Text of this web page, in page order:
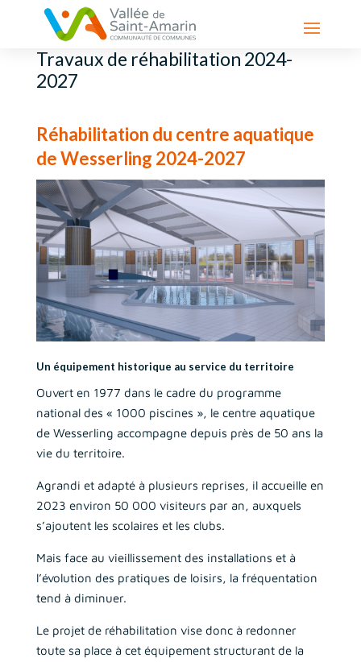
Travaux de réhabilitation 2024-
2027
Réhabilitation du centre aquatique
de Wesserling 2024-2027
Un équipement historique au service du territoire
Ouvert en 1977 dans le cadre du programme
national des « 1000 piscines », le centre aquatique
de Wesserling accompagne depuis près de 50 ans la
vie du territoire.
Agrandi et adapté à plusieurs reprises, il accueille en
2023 environ 50 000 visiteurs par an, auxquels
s’ajoutent les scolaires et les clubs.
Mais face au vieillissement des installations et à
l’évolution des pratiques de loisirs, la fréquentation
tend à diminuer.
Le projet de réhabilitation vise donc à redonner
toute sa place à cet équipement structurant de la